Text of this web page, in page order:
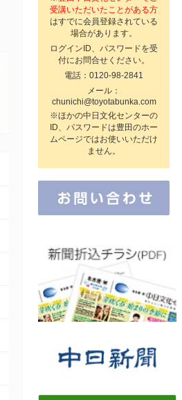
受講いただいたことがある方
はすでに会員登録されている
場合があります。
ログインID、パスワードを受
付にお問合せください。
電話：0120-98-2841
メール：
chunichi@toyotabunka.com
※ほかの中日文化センターの
ID、パスワードは豊田のホー
ムページではお使いいただけ
ません。